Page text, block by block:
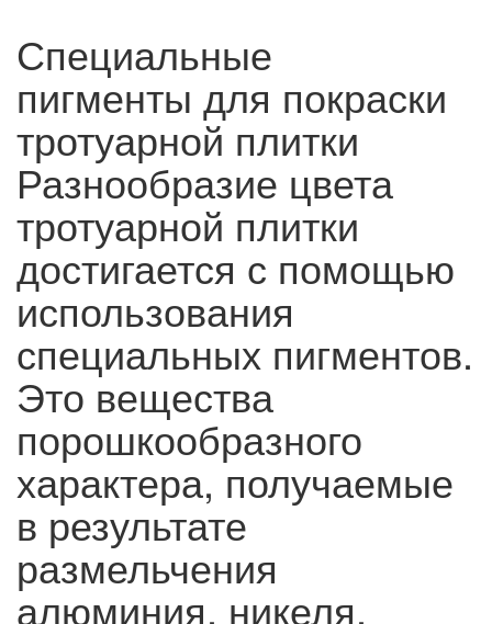
Специальные
пигменты для покраски
тротуарной плитки
Разнообразие цвета
тротуарной плитки
достигается с помощью
использования
специальных пигментов.
Это вещества
порошкообразного
характера, получаемые
в результате
размельчения
алюминия, никеля,